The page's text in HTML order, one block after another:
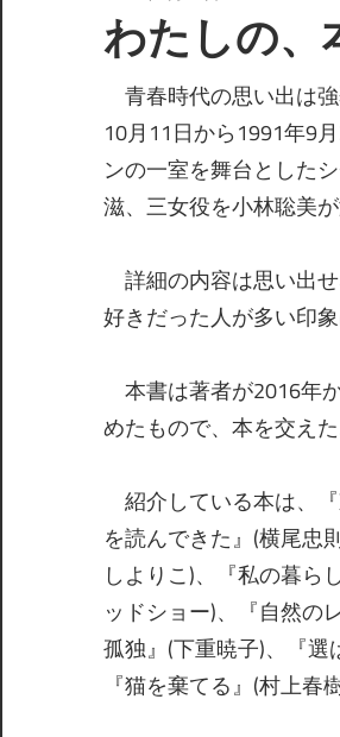
わたしの、
青春時代の思い出は
10月11日から1991年9
ンの一室を舞台とした
滋、三女役を小林聡美
詳細の内容は思い出
好きだった人が多い印象
本書は著者が2016年
めたもので、本を交え
紹介している本は、
を読んできた』(横尾忠
しよりこ)、『私の暮ら
ッドショー)、『自然の
孤独』(下重暁子)、『選
『猫を棄てる』(村上